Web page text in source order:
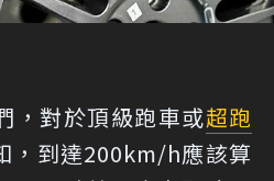
，對於頂級跑車或超跑
，到達200km/h應該算